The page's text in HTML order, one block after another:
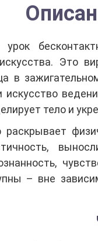
искусства. Это
в
искусство
тело и
раскрывает
– вне